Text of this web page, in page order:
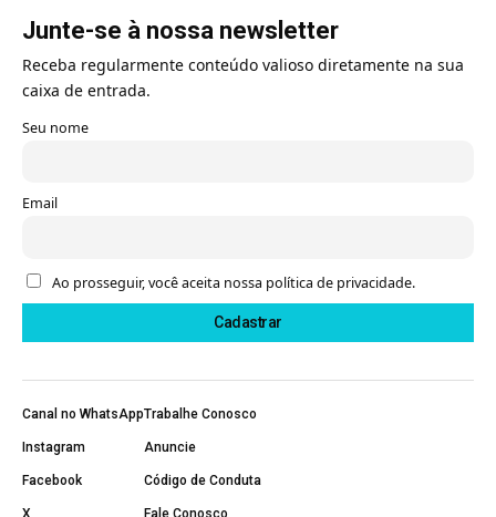
Junte-se à nossa newsletter
Receba regularmente conteúdo valioso diretamente na sua
caixa de entrada.
Seu nome
Email
Ao prosseguir, você aceita nossa política de privacidade.
Canal no WhatsApp
Instagram
Facebook
X
Trabalhe Conosco
Anuncie
Código de Conduta
Fale Conosco